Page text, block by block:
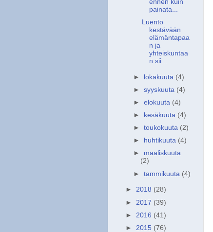
ennen kuin
painata...
Luento
kestävään
elämäntapaa
n ja
yhteiskuntaa
n sii...
► lokakuuta (4)
►syyskuuta (4)
►elokuuta (4)
►
kesäkuuta (4)
►toukokuuta (2)
►
huhtikuuta (4)
► maaliskuuta
(2)
►tammikuuta (4)
► 2018 (28)
► 2017 (39)
► 2016 (41)
► 2015 (76)